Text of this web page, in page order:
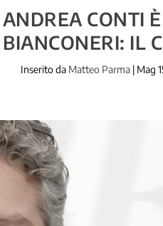
CONTI
IL
Inserito da Matteo Parma | Mag